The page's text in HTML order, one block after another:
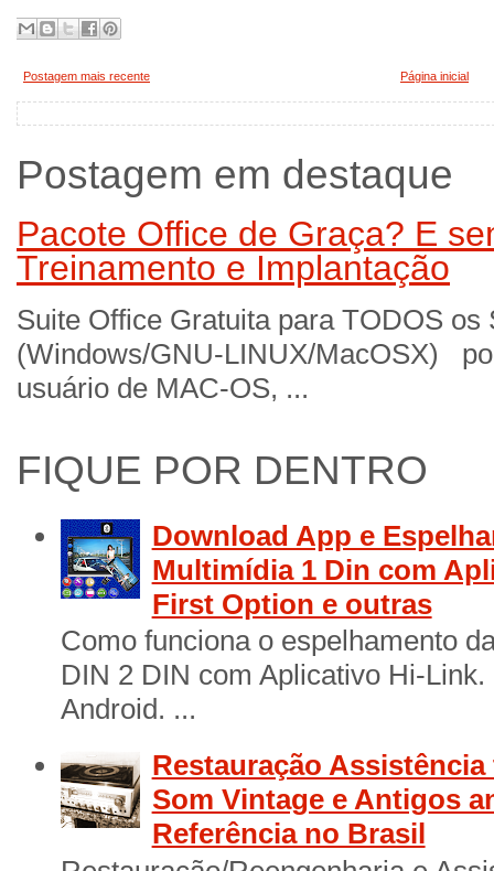
Postagem mais recente Página inicial
Postagem em destaque
Pacote Office de Graça? E
Treinamento e Implantação
Suite Office Gratuita para TODOS
(Windows/GNU-LINUX/MacOSX)
usuário de MAC-OS, ...
FIQUE POR DENTRO
Download App e
Multimídia 1 Din com
First Option e outras
Como funciona o espelhamento
DIN 2 DIN com Aplicativo Hi-
Android. ...
Restauração
Som Vintage e Antigos
Referência no Brasil